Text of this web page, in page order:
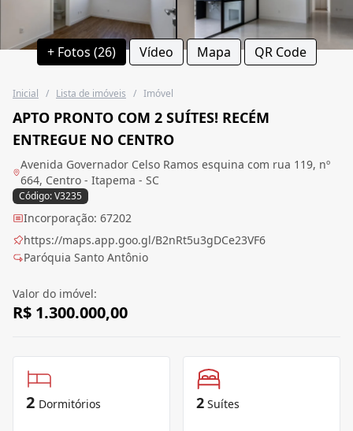
+ Fotos (26) Vídeo Mapa QR Code
Inicial / Lista de imóveis / Imóvel
APTO PRONTO COM 2 SUÍTES! RECÉM
ENTREGUE NO CENTRO
Avenida Governador Celso Ramos esquina com rua 119, nº
664, Centro - Itapema - SC
Código: V3235
Incorporação: 67202
https://maps.app.goo.gl/B2nRt5u3gDCe23VF6
Paróquia Santo Antônio
Valor do imóvel:
R$ 1.300.000,00
2 Dormitórios 2 Suítes